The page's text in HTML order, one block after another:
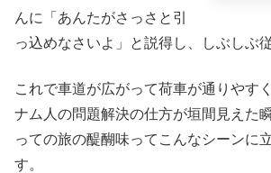
んに「あんたがさっさと引
っ込めなさいよ」と説得し、しぶしぶ
これで車道が広がって荷車が通りやす
ナム人の問題解決の仕方が垣間見えた
っての旅の醍醐味ってこんなシーンに
す。